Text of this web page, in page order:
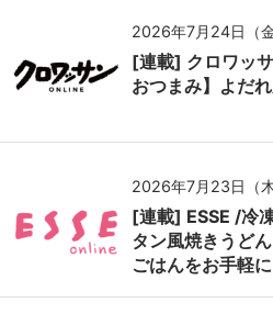
2026年7月24日（金
[連載] クロワッ
おつまみ】よだ
2026年7月23日（木
[連載] ESSE /冷
タン風焼きうど
ごはんをお手軽に